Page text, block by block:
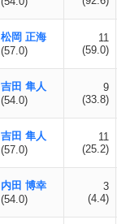
松岡 正海
(57.0)
11
(59.0)
吉田 隼人
(54.0)
9
(33.8)
吉田 隼人
(57.0)
11
(25.2)
内田 博幸
(54.0)
3
(4.4)